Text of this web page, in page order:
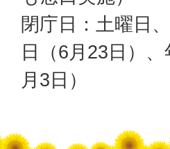
閉庁日：土曜日
日（6月23日）
月3日）